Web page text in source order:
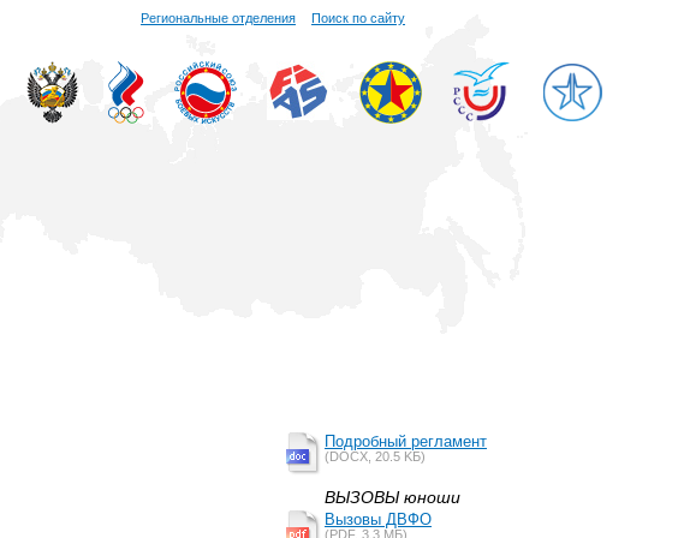
Региональные отделения Поиск по сайту
Подробный регламент
(DOCX, 20.5 KБ)
ВЫЗОВЫ юноши
Вызовы ДВФО
(PDF, 3.3 MБ)